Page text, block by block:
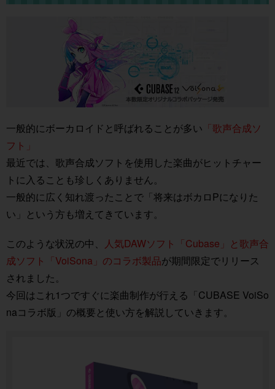
一般的にボーカロイドと呼ばれることが多い 「歌声合成ソ
フト」
最近では、歌声合成ソフトを使用した楽曲がヒットチャー
トに入ることも珍しくありません。
一般的に広く知れ渡ったことで「将来はボカロPになりた
い」という方も増えてきています。
このような状況の中、
人気DAWソフト「Cubase」と歌声合
成ソフト「VoiSona」のコラボ製品が期間限定でリリース
されました。
今回はこれ1つですぐに楽曲制作が行える「CUBASE VoiSo
naコラボ版」の概要と使い方を解説していきます。